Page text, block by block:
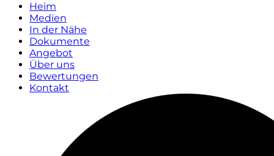
Heim
Medien
In der Nähe
Dokumente
Angebot
Über uns
Bewertungen
Kontakt